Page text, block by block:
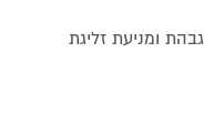
מוגבהת ומניעת זליגת